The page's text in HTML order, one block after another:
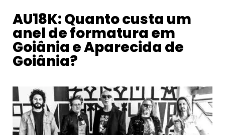
AU18K: Quanto custa um
anel de formatura em
Goiânia e Aparecida de
Goiânia?